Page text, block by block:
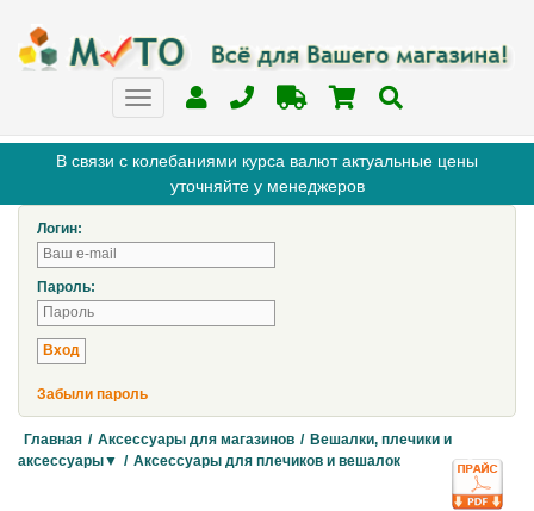
В связи с колебаниями курса валют актуальные цены
уточняйте у менеджеров
Логин:
Пароль:
Забыли пароль
Главная / Аксессуары для магазинов / Вешалки, плечики и
аксессуары▼ / Аксессуары для плечиков и вешалок